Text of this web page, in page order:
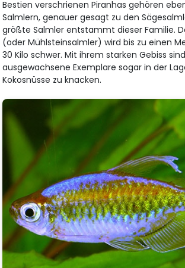
Bestien verschrienen Piranhas gehören
Salmlern, genauer gesagt zu den
größte Salmler entstammt dieser Familie.
(oder Mühlsteinsalmler) wird bis zu einen
30 Kilo schwer. Mit ihrem starken Gebiss
ausgewachsene Exemplare sogar in der
Kokosnüsse zu knacken.